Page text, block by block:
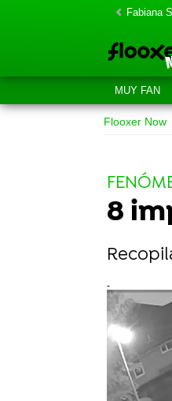
Fabiana
MUY FAN
Flooxer Now
8
-